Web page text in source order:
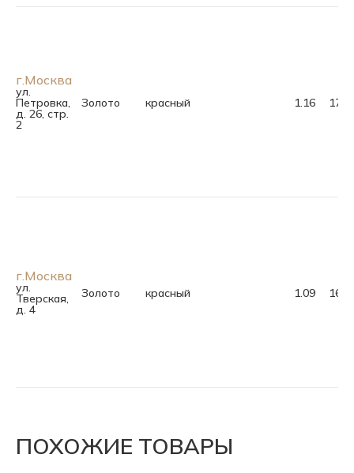
г.Москва
ул.
Петровка,
д. 26, стр.
2
Золото красный 1.16 17.0
г.Москва
ул.
Тверская,
д. 4
Золото красный 1.09 16.0
ПОХОЖИЕ ТОВАРЫ